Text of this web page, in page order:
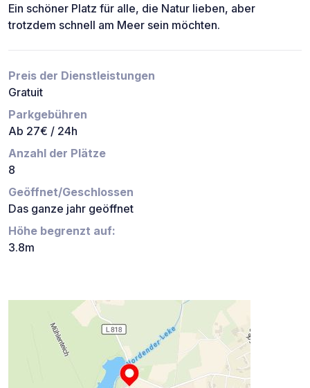
Ein schöner Platz für alle, die Natur lieben, aber
trotzdem schnell am Meer sein möchten.
Preis der Dienstleistungen
Gratuit
Parkgebühren
Ab 27€ / 24h
Anzahl der Plätze
8
Geöffnet/Geschlossen
Das ganze jahr geöffnet
Höhe begrenzt auf:
3.8m